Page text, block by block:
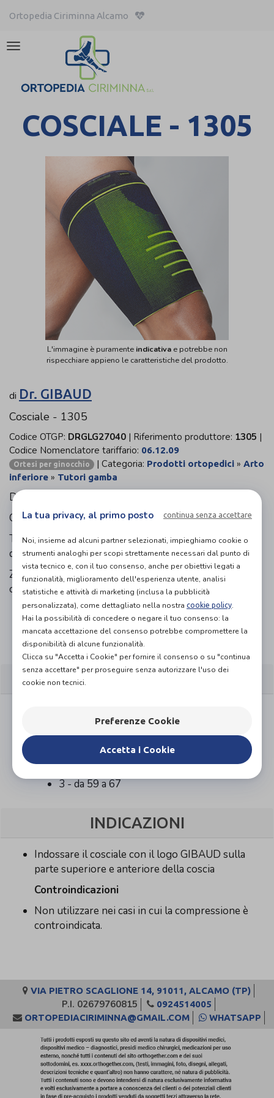
Ortopedia Ciriminna Alcamo
Attiva/disattiva
COSCIALE - 1305
L'immagine è puramente indicativae potrebbe non
rispecchiare appieno le caratteristiche del prodotto.
di Dr. GIBAUD
Cosciale - 1305
Codice OTGP: DRGLG27040 | Riferimento produttore: 1305 |
Codice Nomenclatore tariffario: 06.12.09
Ortesi per ginocchio | Categoria: Prodotti ortopedici » Arto
inferiore » Tutori gamba
Dr. GIBAUD® LINEA SPORT
Cosciale - 1305
Tessuto studiato per il migliore adattamento alla forma
della coscia
Zona a compressione graduale per garantire
contenzione e protezione muscolare
Organizza prova in negozio
CARATTERISTICHE
cotone, poliuretano, silicone
Taglia (Circonferenza a metà coscia in cm )
1 - da 43 a 51
3 - da 59 a 67
INDICAZIONI
Indossare il cosciale con il logo GIBAUD sulla
parte superiore e anteriore della coscia
Controindicazioni
Non utilizzare nei casi in cui la compressione è
controindicata.
VIA PIETRO SCAGLIONE 14, 91011, ALCAMO (TP)
P.I. 02679760815
0924514005
ORTOPEDIACIRIMINNA@GMAIL.COM
WHATSAPP
La tua privacy, al primo posto continua senza accettare
Noi, insieme ad alcuni partner selezionati, impieghiamo cookie o
strumenti analoghi per scopi strettamente necessari dal punto di
vista tecnico e, con il tuo consenso, anche per obiettivi legati a
funzionalità, miglioramento dell'esperienza utente, analisi
statistiche e attività di marketing (inclusa la pubblicità
personalizzata), come dettagliato nella nostra cookie policy.
Hai la possibilità di concedere o negare il tuo consenso: la
mancata accettazione del consenso potrebbe compromettere la
disponibilità di alcune funzionalità.
Clicca su "Accetta i Cookie" per fornire il consenso o su "continua
senza accettare" per proseguire senza autorizzare l'uso dei
cookie non tecnici.
Preferenze Cookie
Accetta i Cookie